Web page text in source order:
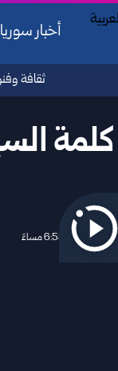
أخبار سوريا
ثقافة
كلمة
2025/02/20 6:59 مساءً